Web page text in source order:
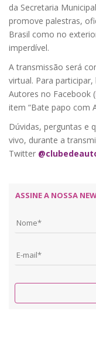
da Secretaria
promove palestras,
Brasil como no
imperdível.
A transmissão será
virtual. Para
Autores no Facebook (
item “Bate papo com
Dúvidas, perguntas e
vivo, durante a
Twitter
ASSINE A NOSSA